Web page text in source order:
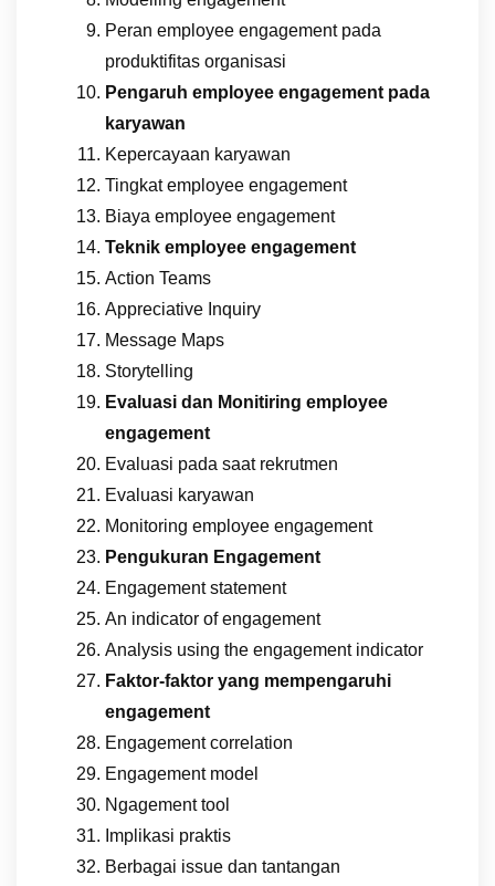
Peran employee engagement pada
produktifitas organisasi
Pengaruh employee engagement pada
karyawan
Kepercayaan karyawan
Tingkat employee engagement
Biaya employee engagement
Teknik employee engagement
Action Teams
Appreciative Inquiry
Message Maps
Storytelling
Evaluasi dan Monitiring employee
engagement
Evaluasi pada saat rekrutmen
Evaluasi karyawan
Monitoring employee engagement
Pengukuran Engagement
Engagement statement
An indicator of engagement
Analysis using the engagement indicator
Faktor-faktor yang mempengaruhi
engagement
Engagement correlation
Engagement model
Ngagement tool
Implikasi praktis
Berbagai issue dan tantangan